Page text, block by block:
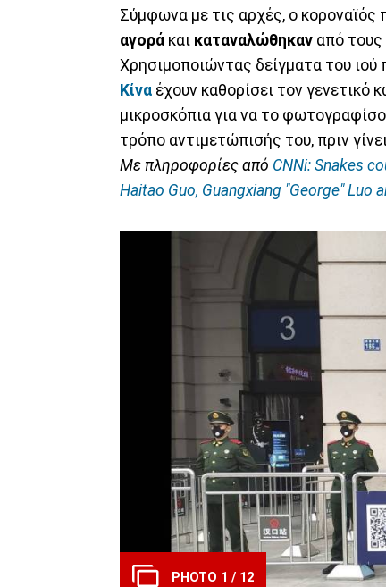
Σύμφωνα με τις αρχές, ο κοροναϊός
αγορά και καταναλώθηκαν από τους
Χρησιμοποιώντας δείγματα του
Κίνα έχουν καθορίσει τον γενετικό
μικροσκόπια για να το
τρόπο αντιμετώπισής του, πριν
Με πληροφορίες από CNNi: Snakes
Haitao Guo, Guangxiang "George" Luo
PHOTO 1 / 12